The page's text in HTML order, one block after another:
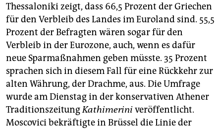
Thessaloniki zeigt, dass 66,5 Prozent der Griechen
für den Verbleib des Landes im Euroland sind. 55,5
Prozent der Befragten wären sogar für den
Verbleib in der Eurozone, auch, wenn es dafür
neue Sparmaßnahmen geben müsste. 35 Prozent
sprachen sich in diesem Fall für eine Rückkehr zur
alten Währung, der Drachme, aus. Die Umfrage
wurde am Dienstag in der konservativen Athener
TraditionszeitungKathimerini veröffentlicht.
Moscovici bekräftigte in Brüssel die Linie der